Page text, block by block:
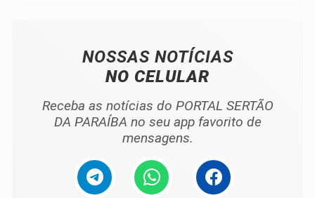
NOSSAS NOTÍCIAS
NO CELULAR
Receba as notícias do PORTAL SERTÃO
DA PARAÍBA no seu app favorito de
mensagens.